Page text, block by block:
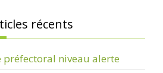
récents
préfectoral niveau alerte